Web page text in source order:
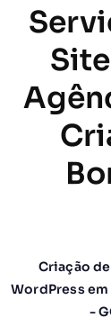
Criação
WordPress
-